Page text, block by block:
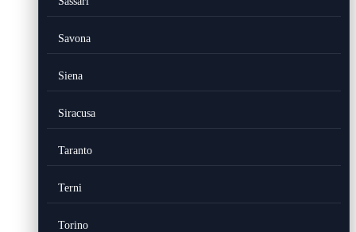
Savona
Siena
Siracusa
Taranto
Terni
Torino